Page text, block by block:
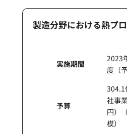
製造分野における熱プ
実施期間
2023
度（
予算
304.1
社事
円）
模）